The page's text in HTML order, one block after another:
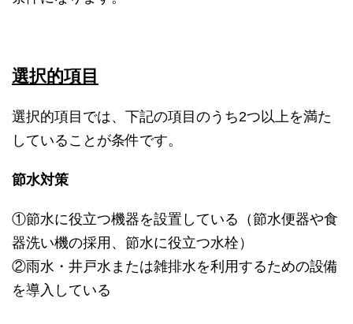
選択的項目
選択的項目では、下記の項目のうち2つ以上を満た
していることが条件です。
節水対策
①節水に役立つ機器を設置している（節水便器や食
器洗い機の採用、節水に役立つ水栓）
②雨水・井戸水または雑排水を利用するための設備
を導入している